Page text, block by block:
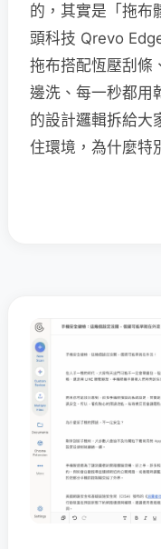
的，其實是「拖布
頭科技 Qrevo
拖布搭配恆壓刮條
邊洗、每一秒都用
的設計邏輯拆給大
住環境，為什麼特